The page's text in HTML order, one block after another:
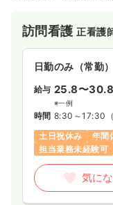
ム・デイサービスセ
ているため、介護と
ークとして地域に貢
ションは、その母体
こと、市内外の病院
地域に在宅看護に力
訪問看護正看護
日勤のみ（常勤）
給与 25.8〜
※一例
時間 8:30～17:30
土日祝休み
年間
担当業務未経験可
気に